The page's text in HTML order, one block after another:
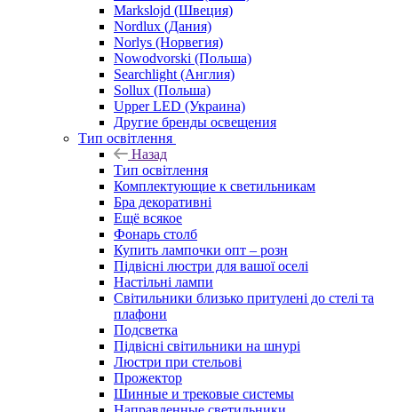
Markslojd (Швеция)
Nordlux (Дания)
Norlys (Норвегия)
Nowodvorski (Польша)
Searchlight (Англия)
Sollux (Польша)
Upper LED (Украина)
Другие бренды освещения
Тип освітлення
Назад
Тип освітлення
Комплектующие к светильникам
Бра декоративні
Ещё всякое
Фонарь столб
Купить лампочки опт – розн
Підвісні люстри для вашої оселі
Настільні лампи
Світильники близько притулені до стелі та
плафони
Подсветка
Підвісні світильники на шнурі
Люстри при стельові
Прожектор
Шинные и трековые системы